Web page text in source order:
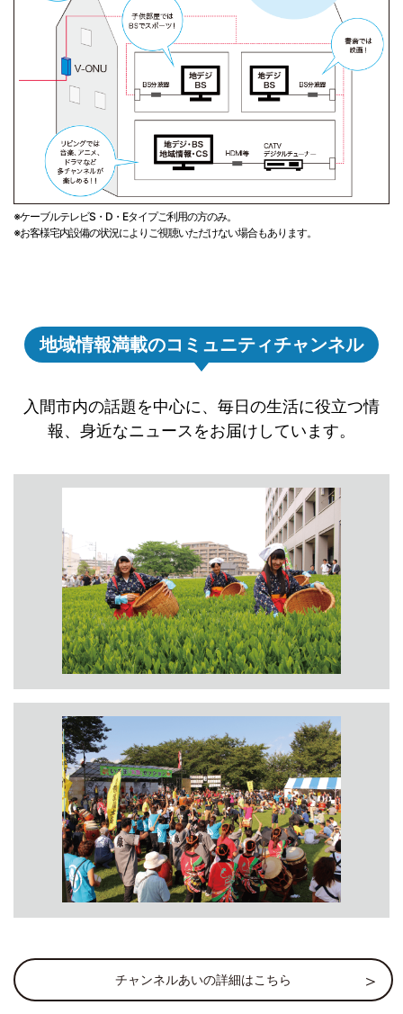
※ケーブルテレビS・D・Eタイプご利用の方のみ。
※お客様宅内設備の状況によりご視聴いただけない場合もあります。
地域情報満載のコミュニティチャンネル
入間市内の話題を中心に、毎日の生活に役立つ情
報、身近なニュースをお届けしています。
チャンネルあいの詳細はこちら